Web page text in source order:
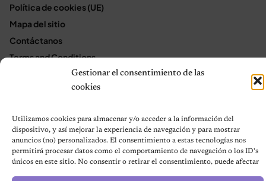
Gestionar el consentimiento de las
cookies
Utilizamos cookies para almacenar y/o acceder a la información del
dispositivo, y así mejorar la experiencia de navegación y para mostrar
anuncios (no) personalizados. El consentimiento a estas tecnologías nos
permitirá procesar datos como el comportamiento de navegación o los ID's
únicos en este sitio. No consentir o retirar el consentimiento, puede afectar
Política de cookies (UE)
Mapa del sitio
Contáctanos
Terms and Conditions
Política de privacidad